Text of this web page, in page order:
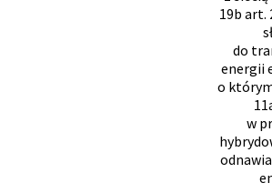
19b art.
do
energii
o
w